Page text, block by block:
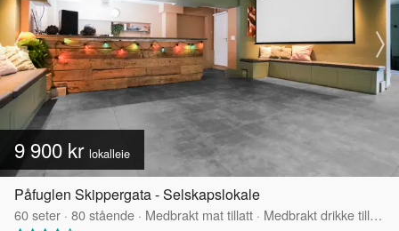
9 900 kr lokalleie
Påfuglen Skippergata - Selskapslokale
60seter · 80stående · Medbrakt mat tillatt · Medbrakt drikke tillatt